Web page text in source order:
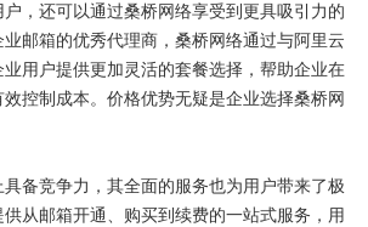
，还可以通过桑桥网络享受到更具吸引力的
邮箱的优秀代理商，桑桥网络通过与阿里云
用户提供更加灵活的套餐选择，帮助企业在
控制成本。价格优势无疑是企业选择桑桥网
备竞争力，其全面的服务也为用户带来了极
从邮箱开通、购买到续费的一站式服务，用